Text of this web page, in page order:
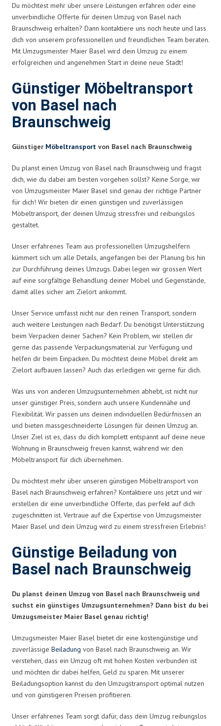
Du möchtest mehr über unsere Leistungen erfahren oder eine
unverbindliche Offerte für deinen Umzug von Basel nach
Braunschweig erhalten? Dann kontaktiere uns noch heute und lass
dich von unserem professionellen und freundlichen Team beraten.
Mit Umzugsmeister Maier Basel wird dein Umzug zu einem
erfolgreichen und angenehmen Start in deine neue Stadt!
Günstiger Möbeltransport
von Basel nach
Braunschweig
Günstiger Möbeltransport von Basel nach Braunschweig
Du planst einen Umzug von Basel nach Braunschweig und fragst
dich, wie du dabei am besten vorgehen sollst? Keine Sorge, wir
von Umzugsmeister Maier Basel sind genau der richtige Partner
für dich! Wir bieten dir einen günstigen und zuverlässigen
Möbeltransport, der deinen Umzug stressfrei und reibungslos
gestaltet.
Unser erfahrenes Team aus professionellen Umzugshelfern
kümmert sich um alle Details, angefangen bei der Planung bis hin
zur Durchführung deines Umzugs. Dabei legen wir grossen Wert
auf eine sorgfältige Behandlung deiner Möbel und Gegenstände,
damit alles sicher am Zielort ankommt.
Unser Service umfasst nicht nur den reinen Transport, sondern
auch weitere Leistungen nach Bedarf. Du benötigst Unterstützung
beim Verpacken deiner Sachen? Kein Problem, wir stellen dir
gerne das passende Verpackungsmaterial zur Verfügung und
helfen dir beim Einpacken. Du möchtest deine Möbel direkt am
Zielort aufbauen lassen? Auch das erledigen wir gerne für dich.
Was uns von anderen Umzugsunternehmen abhebt, ist nicht nur
unser günstiger Preis, sondern auch unsere Kundennähe und
Flexibilität. Wir passen uns deinen individuellen Bedürfnissen an
und bieten massgeschneiderte Lösungen für deinen Umzug an.
Unser Ziel ist es, dass du dich komplett entspannt auf deine neue
Wohnung in Braunschweig freuen kannst, während wir den
Möbeltransport für dich übernehmen.
Du möchtest mehr über unseren günstigen Möbeltransport von
Basel nach Braunschweig erfahren? Kontaktiere uns jetzt und wir
erstellen dir eine unverbindliche Offerte, das perfekt auf dich
zugeschnitten ist. Vertraue auf die Expertise von Umzugsmeister
Maier Basel und dein Umzug wird zu einem stressfreien Erlebnis!
Günstige Beiladung von
Basel nach Braunschweig
Du planst deinen Umzug von Basel nach Braunschweig und
suchst ein günstiges Umzugsunternehmen? Dann bist du bei
Umzugsmeister Maier Basel genau richtig!
Umzugsmeister Maier Basel bietet dir eine kostengünstige und
zuverlässige Beiladung von Basel nach Braunschweig an. Wir
verstehen, dass ein Umzug oft mit hohen Kosten verbunden ist
und möchten dir dabei helfen, Geld zu sparen. Mit unserer
Beiladungsoption kannst du den Umzugstransport optimal nutzen
und von günstigeren Preisen profitieren.
Unser erfahrenes Team sorgt dafür, dass dein Umzug reibungslos